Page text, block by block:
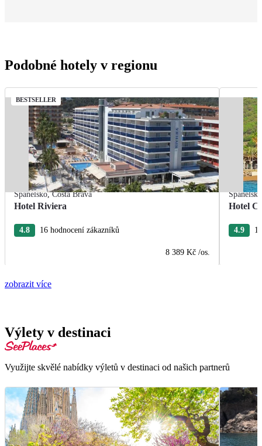
Podobné hotely v regionu
BESTSELLER
Španělsko,Costa Brava
Hotel Riviera
4.8 16 hodnocení zákazníků
8 389 Kč /os.
Španělsko
Hotel
4.9
zobrazit více
Výlety v destinaci
Využijte skvělé nabídky výletů v destinaci od našich partnerů